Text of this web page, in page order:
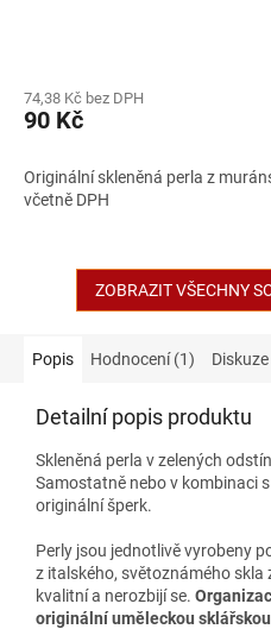
74,38 Kč bez DPH
90 Kč
Originální skleněná perla z
včetně DPH
ZOBRAZIT VŠECHNY
Popis Hodnocení (1) Diskuze
Detailní popis produktu
Skleněná perla v zelených
Samostatně nebo v kombinaci
originální šperk.
Perly jsou jednotlivě vyrobeny
z italského, světoznámého
kvalitní a nerozbijí se.
originální uměleckou